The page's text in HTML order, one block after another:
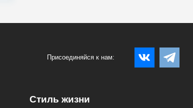
Присоединяйся к нам:
Стиль жизни